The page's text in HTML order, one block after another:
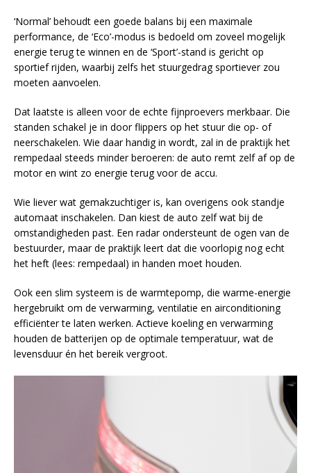
‘Normal’ behoudt een goede balans bij een maximale
performance, de ‘Eco’-modus is bedoeld om zoveel mogelijk
energie terug te winnen en de ‘Sport’-stand is gericht op
sportief rijden, waarbij zelfs het stuurgedrag sportiever zou
moeten aanvoelen.
Dat laatste is alleen voor de echte fijnproevers merkbaar. Die
standen schakel je in door flippers op het stuur die op- of
neerschakelen. Wie daar handig in wordt, zal in de praktijk het
rempedaal steeds minder beroeren: de auto remt zelf af op de
motor en wint zo energie terug voor de accu.
Wie liever wat gemakzuchtiger is, kan overigens ook standje
automaat inschakelen. Dan kiest de auto zelf wat bij de
omstandigheden past. Een radar ondersteunt de ogen van de
bestuurder, maar de praktijk leert dat die voorlopig nog echt
het heft (lees: rempedaal) in handen moet houden.
Ook een slim systeem is de warmtepomp, die warme-energie
hergebruikt om de verwarming, ventilatie en airconditioning
efficiënter te laten werken. Actieve koeling en verwarming
houden de batterijen op de optimale temperatuur, wat de
levensduur én het bereik vergroot.